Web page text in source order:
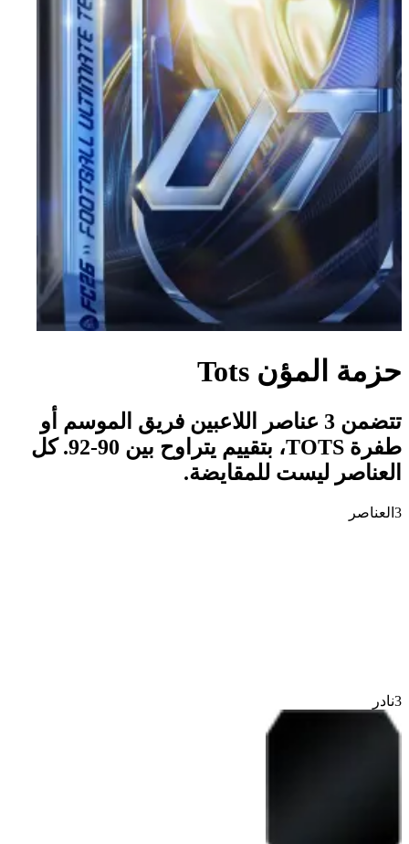
حزمة المؤن Tots
تتضمن 3 عناصر اللاعبين فريق الموسم أو
طفرة TOTS، بتقييم يتراوح بين 90-92. كل
العناصر ليست للمقايضة.
3 العناصر
3نادر